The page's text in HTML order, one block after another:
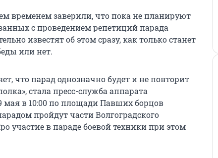
временем заверили, что пока не планируют
с проведением репетиций парада
известят об этом сразу, как только станет
или нет.
что парад однозначно будет и не повторит
стала пресс-служба аппарата
мая в 10:00 по площади Павших борцов
пройдут части Волгоградского
участие в параде боевой техники при этом